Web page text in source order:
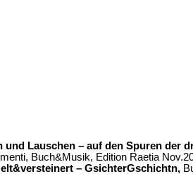
und Lauschen – auf den Spuren der
Buch&Musik, Edition Raetia
– GsichterGschichtn,